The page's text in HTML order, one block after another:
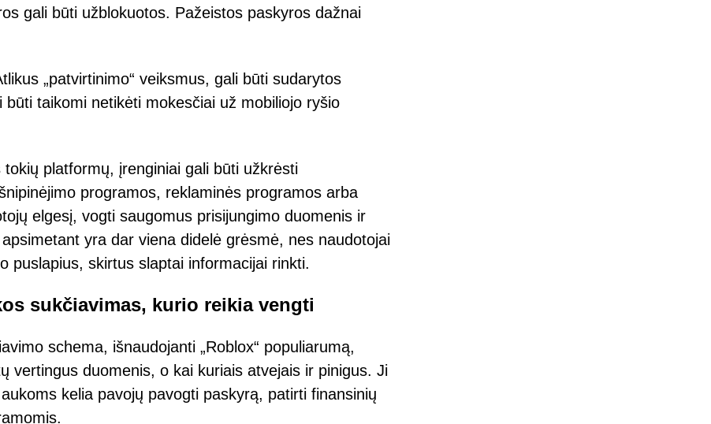
gali būti užblokuotos. Pažeistos paskyros dažnai
„patvirtinimo“ veiksmus, gali būti sudarytos
taikomi netikėti mokesčiai už mobiliojo ryšio
platformų, įrenginiai gali būti užkrėsti
programos, reklaminės programos arba
elgesį, vogti saugomus prisijungimo duomenis ir
yra dar viena didelė grėsmė, nes naudotojai
puslapius, skirtus slaptai informacijai rinkti.
sukčiavimas, kurio reikia vengti
schema, išnaudojanti „Roblox“ populiarumą,
vertingus duomenis, o kai kuriais atvejais ir pinigus. Ji
kelia pavojų pavogti paskyrą, patirti finansinių